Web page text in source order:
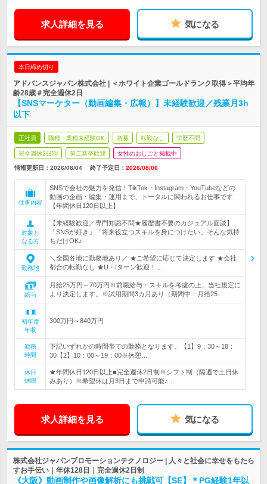
求人詳細を見る 気になる
本日締め切り
アドバンスジャパン株式会社 | ＜ホワイト企業ゴールドランク取得＞平均年
齢28歳＃完全週休2日
【SNSマーケター（動画編集・広報）】未経験歓迎／残業月3h
以下
正社員 職種・業種未経験OK 急募 転勤なし 学歴不問
完全週休2日制 第二新卒歓迎 女性のおしごと掲載中
情報更新日：2026/08/04 終了予定日： 2026/08/06
仕事内容
SNSで会社の魅力を発信！TikTok・Instagram・YouTubeなどの
動画の企画・編集・運用まで、トータルに関われるお仕事です
【年間休日120日以上】
対象と
なる方
【未経験歓迎／専門知識不問★履歴書不要のカジュアル面談】
「SNSが好き」「将来役立つスキルを身につけたい」そんな気持
ちだけOK♪
勤務地
＼全国各地に勤務地あり／ ★ご希望に応じて決定します ★会社
都合の転勤なし ★U・Iターン歓迎！…
給与
月給25万円～70万円※前職給与・スキルを考慮の上、当社規定に
より決定します。※試用期間3カ月あり（期間中：月給25…
初年度
年収
300万円～840万円
勤務
時間
下記いずれかの時間帯での勤務となります。【1】9：30～18：
30【2】10：00～19：00※休憩…
休日
休暇
★年間休日120日以上■完全週休2日制※シフト制（隔週で土日休
みあり）※希望休は月3日まで申請可能♪…
求人詳細を見る 気になる
株式会社ジャパンプロモーションテクノロジー | 人々と社会に幸せをもたら
すお手伝い｜年休128日｜完全週休2日制
《大阪》動画制作や画像解析にも挑戦可【SE】＊PG経験1年以